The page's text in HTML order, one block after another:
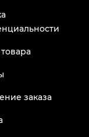
заказа